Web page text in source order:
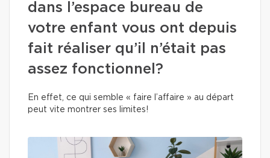
dans l’espace bureau de
votre enfant vous ont depuis
fait réaliser qu’il n’était pas
assez fonctionnel?
En effet, ce qui semble « faire l’affaire » au départ
peut vite montrer ses limites!